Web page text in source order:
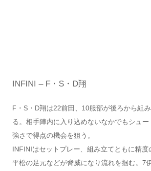
INFINI – F・S・D翔
F・S・D翔は22前田、10服部が後ろから組
る。相手陣内に入り込めないなかでもシュ
強さで得点の機会を狙う。
INFINIはセットプレー、組み立てともに精度
平松の足元などが脅威になり流れを掴む。7